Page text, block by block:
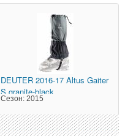
DEUTER 2016-17 Altus Gaiter
S granite-black
Сезон: 2015